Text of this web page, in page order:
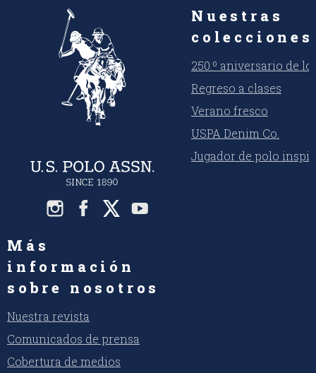
Nuestras
colecciones
250.º aniversario de
Regreso a clases
Verano fresco
USPA Denim Co.
Jugador de polo
Más
información
sobre nosotros
Nuestra revista
Comunicados de prensa
Cobertura de medios